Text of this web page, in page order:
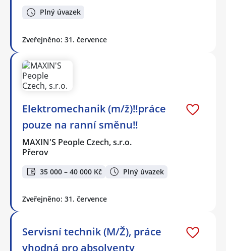
Plný úvazek
Zveřejněno: 31. července
Elektromechanik (m/ž)‼️práce
pouze na ranní směnu‼️
MAXIN'S People Czech, s.r.o.
Přerov
35 000 – 40 000 Kč Plný úvazek
Zveřejněno: 31. července
Servisní technik (M/Ž), práce
vhodná pro absolventy